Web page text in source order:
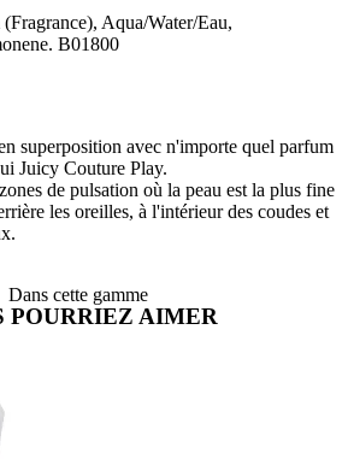
Aqua/Water/Eau,
B01800
superposition avec n'importe quel parfum
Juicy Couture Play.
de pulsation où la peau est la plus fine
les oreilles, à l'intérieur des coudes et
Dans cette gamme
POURRIEZ AIMER